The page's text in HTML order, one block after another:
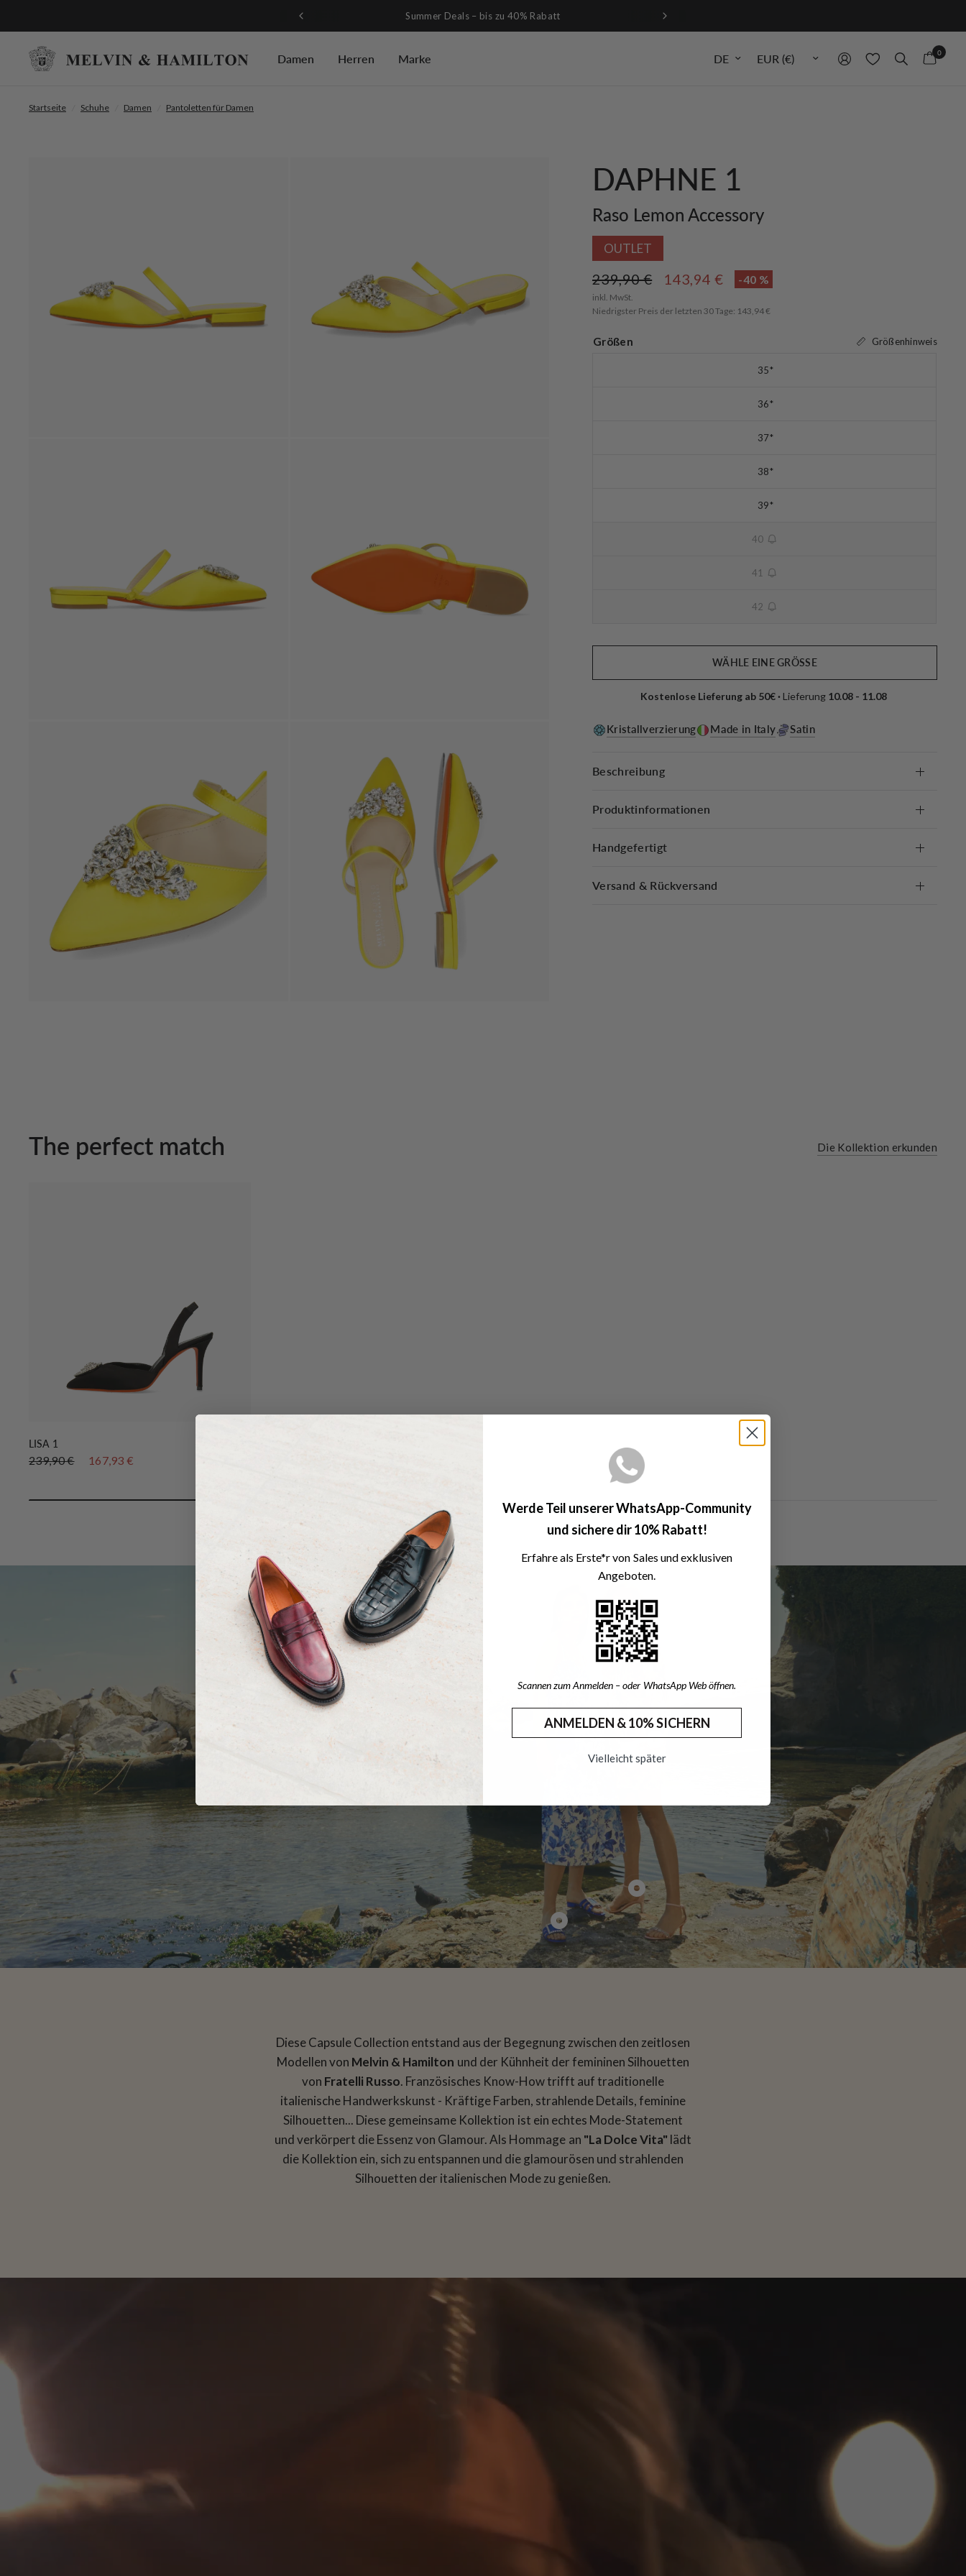
Summer Deals – bis zu 40% Rabatt
Damen Herren Marke Sprache aktualisierenWährung aktualisieren 0
Startseite Schuhe Damen Pantoletten für Damen
DAPHNE 1
Raso Lemon Accessory
239,90 € 143,94 € -40 %
OUTLET
inkl. MwSt.
Niedrigster Preis der letzten 30 Tage: 143,94 €
Größen Größenhinweis
35
Begrenzter Vorrat
*
36
Begrenzter Vorrat
*
37
Begrenzter Vorrat
*
38
Begrenzter Vorrat
*
39
Begrenzter Vorrat
*
40
unavailable
41
unavailable
42
unavailable
WÄHLE EINE GRÖSSE
Kostenlose Lieferung ab 50€ · Lieferung 10.08 - 11.08
Kristallverzierung Made in Italy Satin
Beschreibung
Produktinformationen
Handgefertigt
Versand & Rückversand
The perfect match Die Kollektion erkunden
LISA 1
239,90 € 167,93 €
239,90 € 167,93 €
239,90 € 167,93 €
249,90 € 174,93 €
Diese Capsule Collection entstand aus der Begegnung zwischen den zeitlosen
Modellen von Melvin & Hamilton und der Kühnheit der femininen Silhouetten
von Fratelli Russo. Französisches Know-How trifft auf traditionelle
italienische Handwerkskunst - Kräftige Farben, strahlende Details, feminine
Silhouetten... Diese gemeinsame Kollektion ist ein echtes Mode-Statement
und verkörpert die Essenz von Glamour. Als Hommage an "La Dolce Vita" lädt
die Kollektion ein, sich zu entspannen und die glamourösen und strahlenden
Silhouetten der italienischen Mode zu genießen.
Werde Teil unsererWhatsApp-Community
und sichere dir 10%Rabatt!
Erfahre als Erste*r von Sales und exklusiven
Angeboten.
Scannen zum Anmelden – oder WhatsApp Web öffnen.
ANMELDEN & 10% SICHERN
Vielleicht später